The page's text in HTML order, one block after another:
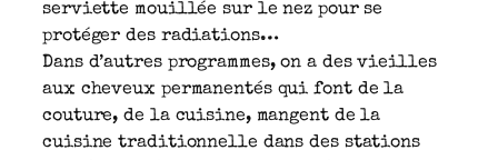
serviette mouillée sur le nez pour se
protéger des radiations…
Dans d’autres programmes, on a des vieilles
aux cheveux permanentés qui font de la
couture, de la cuisine, mangent de la
cuisine traditionnelle dans des stations